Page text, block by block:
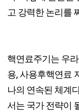
고 강력한 논리를
핵연료주기는 우
용, 사용후핵연료
나의 연속된 체계
서는 국가 전략이